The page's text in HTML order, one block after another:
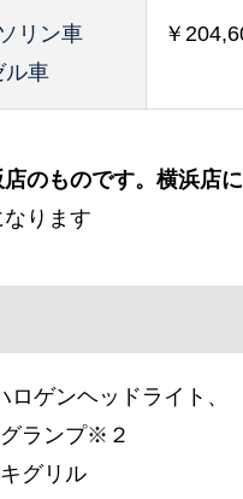
リン車
ル車
￥
のものです。横浜店
ります
ロゲンヘッドライト、
ランプ※２
グリル